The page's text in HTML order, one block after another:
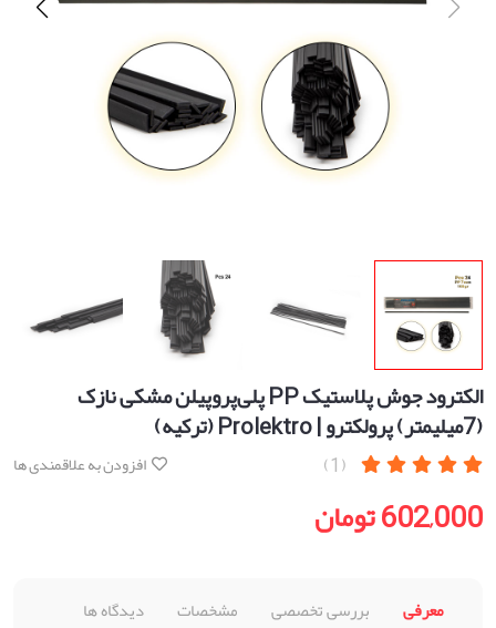
الکترود جوش پلاستیک PP پلی‌پروپیلن مشکی نازک
(7میلیمتر) پرولکترو | Prolektro (ترکیه)
(1) افزودن به علاقمندی ها
602,000 تومان
معرفی بررسی تخصصی مشخصات
دیدگاه ها